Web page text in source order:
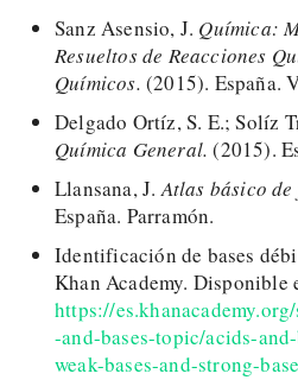
Sanz Asensio, J. Química:
Resueltos de Reacciones
Químicos. (2015). España.
Delgado Ortíz, S. E.; Solíz
Química General. (2015).
Llansana, J.Atlas básico
España. Parramón.
Identificación de bases
Khan Academy. Disponible
https://
-and-bases-topic/acids-
weak-bases-and-strong-